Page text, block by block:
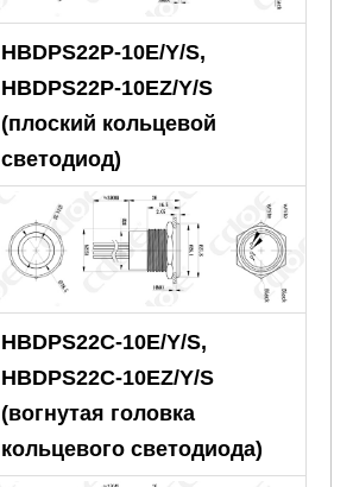
HBDPS22P-10E/Y/S,
HBDPS22P-10EZ/Y/S
(плоский кольцевой
светодиод)
HBDPS22C-10E/Y/S,
HBDPS22C-10EZ/Y/S
(вогнутая головка
кольцевого светодиода)